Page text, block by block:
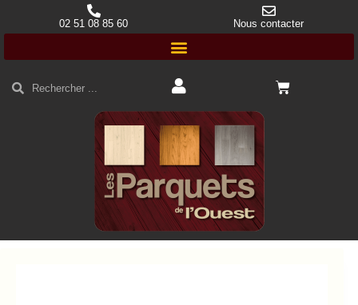
02 51 08 85 60 Nous contacter